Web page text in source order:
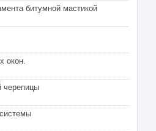
битумной мастикой
окон.
черепицы